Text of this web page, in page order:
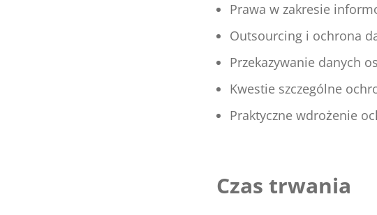
Prawa w zakresie
Outsourcing i ochrona
Przekazywanie danych
Kwestie szczególne
Praktyczne wdrożenie
Czas trwania